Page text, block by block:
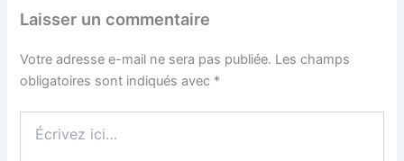
Laisser un commentaire
Votre adresse e-mail ne sera pas publiée. Les champs
obligatoires sont indiqués avec *
ici…